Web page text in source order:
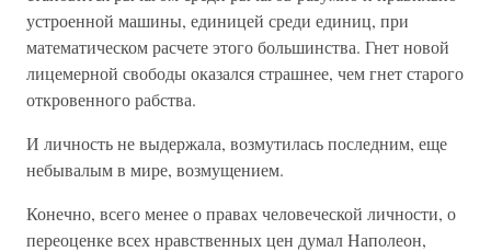
устроенной машины, единицей среди единиц, при
математическом расчете этого большинства. Гнет новой
лицемерной свободы оказался страшнее, чем гнет старого
откровенного рабства.
И личность не выдержала, возмутилась последним, еще
небывалым в мире, возмущением.
Конечно, всего менее о правах человеческой личности, о
переоценке всех нравственных цен думал Наполеон,